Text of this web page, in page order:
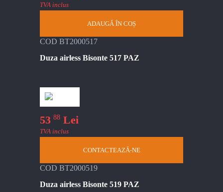
TVA inclus
ADAUGĂ ÎN COȘ
COD BT2000517
Duza airless Bisonte 517 PAZ
53 88 Lei
TVA inclus
CONTACTEAZĂ-NE
COD BT2000519
Duza airless Bisonte 519 PAZ